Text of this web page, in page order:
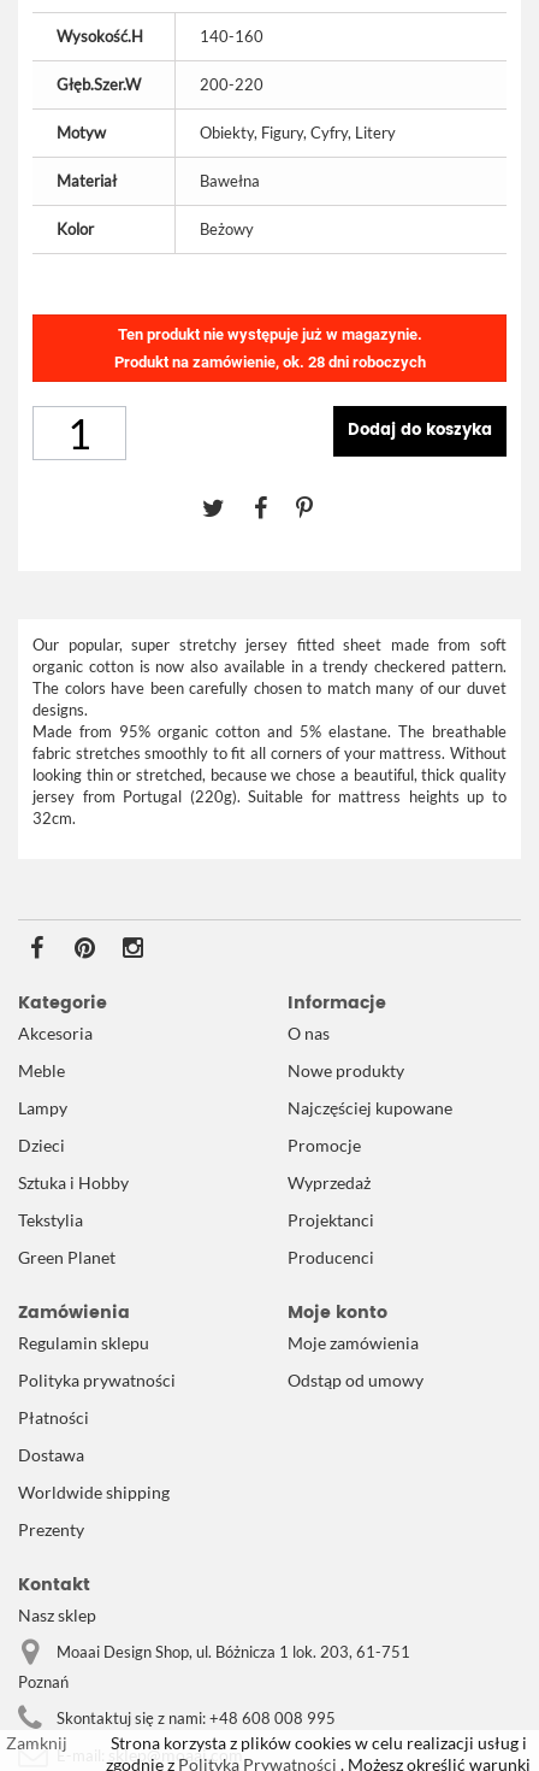
Wysokość.H 140-160
Głęb.Szer.W 200-220
Motyw Obiekty, Figury, Cyfry, Litery
Materiał Bawełna
Kolor Beżowy
Ten produkt nie występuje już w magazynie.
Produkt na zamówienie, ok. 28 dni roboczych
Dodaj do koszyka
Our popular, super stretchy jersey fitted sheet made from soft
organic cotton is now also available in a trendy checkered pattern.
The colors have been carefully chosen to match many of our duvet
designs.
Made from 95% organic cotton and 5% elastane. The breathable
fabric stretches smoothly to fit all corners of your mattress. Without
looking thin or stretched, because we chose a beautiful, thick quality
jersey from Portugal (220g). Suitable for mattress heights up to
32cm.
Kategorie
Akcesoria
Meble
Lampy
Dzieci
Sztuka i Hobby
Tekstylia
Green Planet
Informacje
O nas
Nowe produkty
Najczęściej kupowane
Promocje
Wyprzedaż
Projektanci
Producenci
Zamówienia
Regulamin sklepu
Polityka prywatności
Płatności
Dostawa
Worldwide shipping
Prezenty
Moje konto
Moje zamówienia
Odstąp od umowy
Kontakt
Nasz sklep
Moaai Design Shop, ul. Bóżnicza 1 lok. 203, 61-751
Poznań
Skontaktuj się z nami:+48 608 008 995
E-mail:
sklep@moaai.com
Zamknij
Strona korzysta z plików cookies w celu realizacji usług i
zgodnie z Polityką Prywatności . Możesz określić warunki